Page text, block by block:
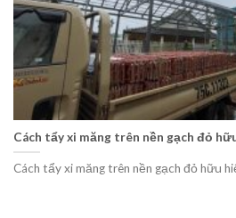
Cách tẩy xi măng trên nền gạch đỏ
Cách tẩy xi măng trên nền gạch đỏ hữu